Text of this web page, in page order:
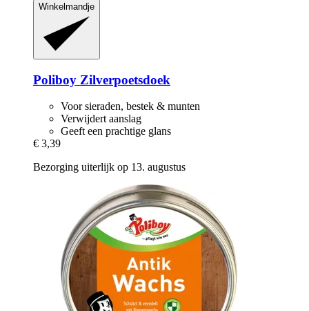
Winkelmandje
Poliboy Zilverpoetsdoek
Voor sieraden, bestek & munten
Verwijdert aanslag
Geeft een prachtige glans
€ 3,39
Bezorging uiterlijk op 13. augustus